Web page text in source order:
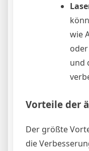
wie
und
Vorteile der
Der größte
die